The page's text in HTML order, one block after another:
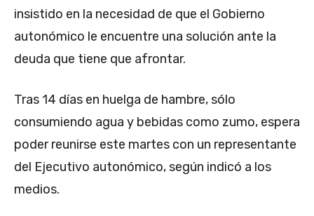
insistido en la necesidad de que el Gobierno
autonómico le encuentre una solución ante la
deuda que tiene que afrontar.
Tras 14 días en huelga de hambre, sólo
consumiendo agua y bebidas como zumo, espera
poder reunirse este martes con un representante
del Ejecutivo autonómico, según indicó a los
medios.